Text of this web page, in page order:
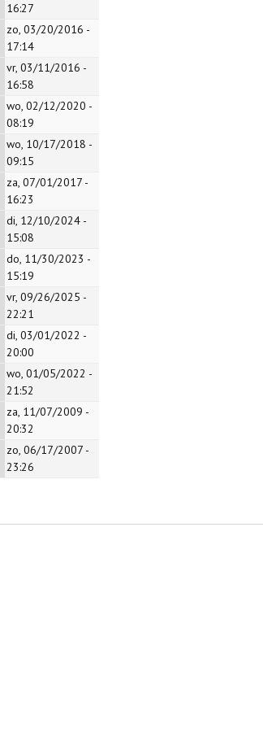
16:27
zo, 03/20/2016 -
17:14
vr, 03/11/2016 -
16:58
wo, 02/12/2020 -
08:19
wo, 10/17/2018 -
09:15
za, 07/01/2017 -
16:23
di, 12/10/2024 -
15:08
do, 11/30/2023 -
15:19
vr, 09/26/2025 -
22:21
di, 03/01/2022 -
20:00
wo, 01/05/2022 -
21:52
za, 11/07/2009 -
20:32
zo, 06/17/2007 -
23:26